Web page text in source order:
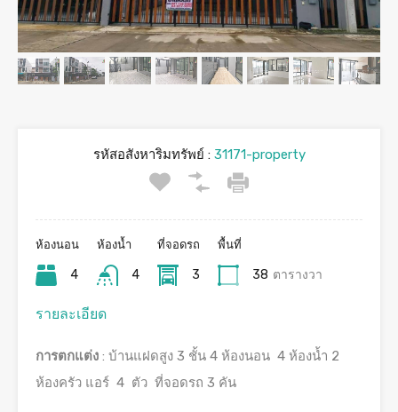
รหัสอสังหาริมทรัพย์ :31171-property
ห้องนอน
4
ห้องน้ำ
4
ที่จอดรถ
3
พื้นที่
38 ตารางวา
รายละเอียด
การตกแต่ง : บ้านแฝดสูง 3 ชั้น 4 ห้องนอน 4 ห้องน้ำ 2
ห้องครัว แอร์ 4 ตัว ที่จอดรถ 3 คัน